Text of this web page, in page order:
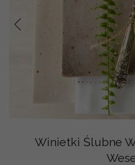
Prev
Winietki Ślubne